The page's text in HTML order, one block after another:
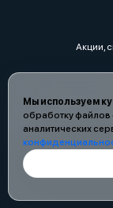
Мы используем
обработку файлов
аналитических
Акции,